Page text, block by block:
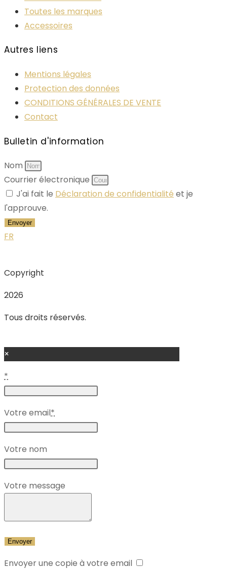
Toutes les marques
Accessoires
Autres liens
Mentions légales
Protection des données
CONDITIONS GÉNÉRALES DE VENTE
Contact
Bulletin d'information
Nom
Courrier électronique
J'ai fait le Déclaration de confidentialité et je
l'approuve.
Envoyer
FR
Copyright
2026
Tous droits réservés.
×
*
Votre email*
Votre nom
Votre message
Envoyer une copie à votre email